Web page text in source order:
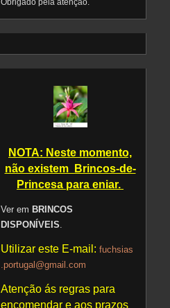
Obrigado pela atenção.
NOTA: Neste momento,
não existem Brincos-de-
Princesa para eniar.
Ver em BRINCOS
DISPONÍVEIS
Utilizar este E-mail: fuchsias
.portugal@gmail.com
Atenção ás regras para
encomendar e aos prazos